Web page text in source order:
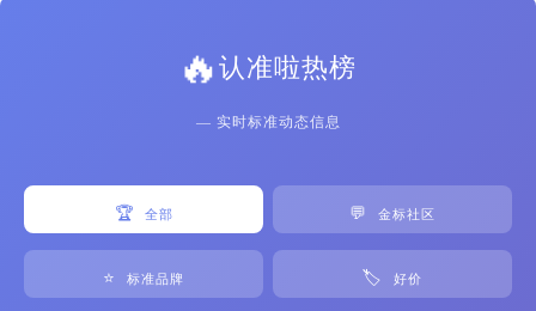
🔥认准啦热榜
— 实时标准动态信息
🏆 全部 💬 金标社区
⭐ 标准品牌 🏷️ 好价